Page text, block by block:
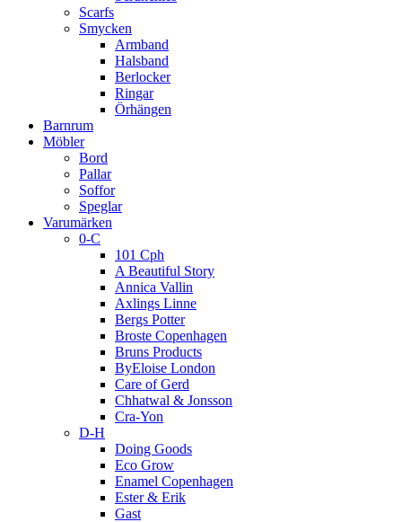
Scarfs
Smycken
Armband
Halsband
Berlocker
Ringar
Örhängen
Barnrum
Möbler
Bord
Pallar
Soffor
Speglar
Varumärken
0-C
101 Cph
A Beautiful Story
Annica Vallin
Axlings Linne
Bergs Potter
Broste Copenhagen
Bruns Products
ByEloise London
Care of Gerd
Chhatwal & Jonsson
Cra-Yon
D-H
Doing Goods
Eco Grow
Enamel Copenhagen
Ester & Erik
Gast